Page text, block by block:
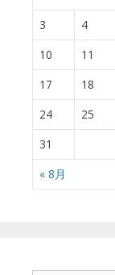
« 8月
3
4
10
11
17
18
24
25
31